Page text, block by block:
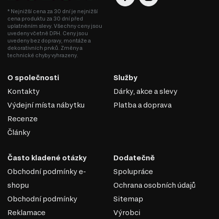
DTD (dřevotřísková deska) je jedním z nejrozšířenějších
materiálů v nábytkářském průmyslu. Vyrábí se lisováním
dřevních třísek pod vysokým tlakem s přidáním
syntetických pryskyřic jako pojiva. DTD je základním
materiálem pro výrobu korpusového nábytku, čelních
ploch a dekorativních panelů díky své ekonomičnosti,
Výhody DTD:
Různorodost designů: Umožňuje výrobu nábytku v moderním,
klasickém nebo jiném stylu díky široké škále dekorativních povrchů.
Snadné zpracování: DTD lze snadno řezat a vrtat, což umožňuje
výrobu nábytku různých tvarů a konstrukcí.
Odolnost vůči vlivům: Laminované DTD je dobře chráněné proti
* Nejnižší cena za 30 dní je nejnižší
cena produktu za 30 dní před
uplatněním slevy. Všechny ceny jsou
uvedeny včetně DPH. Ceny jsou
uvedeny bez dopravy, montáže a
dekorativních prvků. Změny a
technické chyby vyhrazeny.
O společnosti
Kontakty
Výdejní místa nábytku
Recenze
Články
Služby
Dárky, akce a slevy
Platba a doprava
Často kladené otázky
Obchodní podmínky e-
shopu
Obchodní podmínky
Reklamace
Dodatečně
Spolupráce
Ochrana osobních údajů
Sitemap
Výrobci